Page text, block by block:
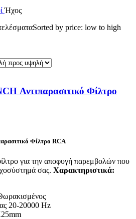
Ήχος
Sorted by price: low to high
Αντιπαρασιτικό Φίλτρο
Φίλτρο RCA
για την αποφυγή παρεμβολών που
σας. Χαρακτηριστικά:
20-20000 Hz